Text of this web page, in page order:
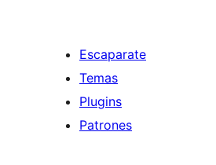
Escaparate
Temas
Plugins
Patrones